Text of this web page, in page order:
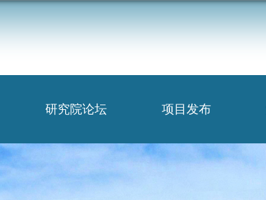
研究院论坛 项目发布